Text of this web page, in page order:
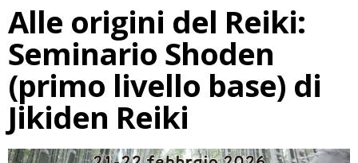
Alle origini del Reiki:
Seminario Shoden
(primo livello base) di
Jikiden Reiki